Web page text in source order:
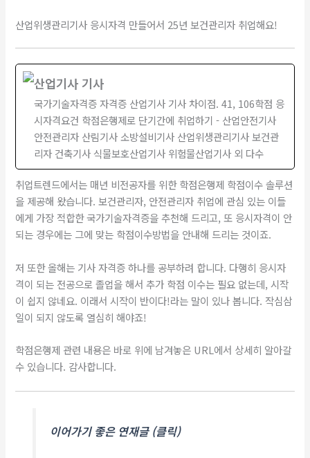
산업위생관리기사 응시자격 만들어서 25년 보건관리자 취업해요!
산업기사 기사
국가기술자격증 자격증 산업기사 기사 차이점. 41, 106학점 응
시자격요건 학점은행제로 단기간에 취업하기 - 산업안전기사
안전관리자 산림기사 소방설비기사 산업위생관리기사 보건관
리자 건축기사 식물보호산업기사 위험물산업기사 외 다수
취업트렌드에서는 매년 비전공자를 위한 학점은행제 학점이수 솔루션
을 제공해 왔습니다. 보건관리자, 안전관리자 취업에 관심 있는 이들
에게 가장 적합한 국가기술자격증을 추천해 드리고, 또 응시자격이 안
되는 경우에는 그에 맞는 학점이수방법을 안내해 드리는 것이죠.
저 또한 올해는 기사 자격증 하나를 공부하려 합니다. 다행히 응시자
격이 되는 전공으로 졸업을 해서 추가 학점 이수는 필요 없는데, 시작
이 쉽지 않네요. 이래서 시작이 반이다!라는 말이 있나 봅니다. 작심삼
일이 되지 않도록 열심히 해야죠!
​학점은행제 관련 내용은 바로 위에 남겨놓은 URL에서 상세히 알아갈
수 있습니다. 감사합니다.
이어가기 좋은 연재글 (클릭)